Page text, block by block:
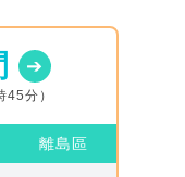
分）
離島區